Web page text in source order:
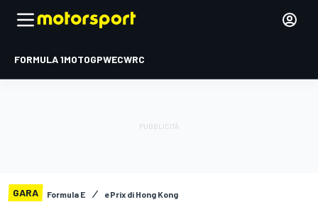
FORMULA 1MOTOGPWECWRC
GARA Formula E ePrix di Hong Kong